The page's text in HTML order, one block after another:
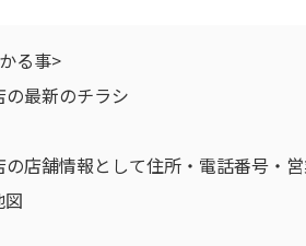
る事>
の最新のチラシ
の店舗情報として住所・電話番号・
図